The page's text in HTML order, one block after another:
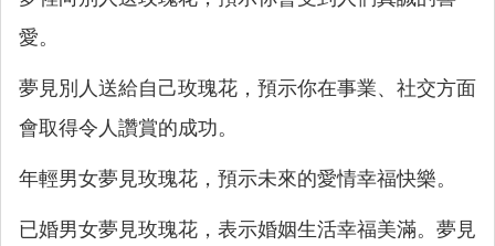
愛。
夢見別人送給自己玫瑰花，預示你在事業、社交方面
會取得令人讚賞的成功。
年輕男女夢見玫瑰花，預示未來的愛情幸福快樂。
已婚男女夢見玫瑰花，表示婚姻生活幸福美滿。夢見